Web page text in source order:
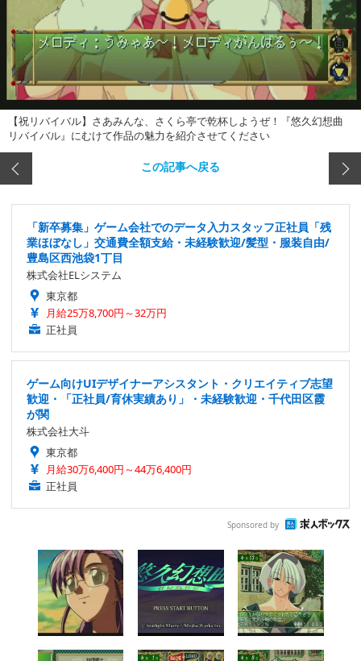
【祝リバイバル】さあみんな、さくら亭で乾杯しようぜ！『悠久幻想曲
リバイバル』にむけて作品の魅力を紹介させてください
この記事へ戻る
「新卒募集」ゲーム会社でのデータ入力スタッフ正社員「残
業ほぼなし」交通費全額支給・未経験歓迎/髪型・服装自由/
豊島区西池袋1丁目
株式会社ELシステム
東京都
月給25万8,700円～32万円
正社員
ゲーム向けUIデザイナーアシスタント・クリエイティブ志望
歓迎・「正社員/育休実績あり」・未経験歓迎・千代田区霞
が関
株式会社大斗
東京都
月給30万6,400円～44万6,400円
正社員
Sponsored by